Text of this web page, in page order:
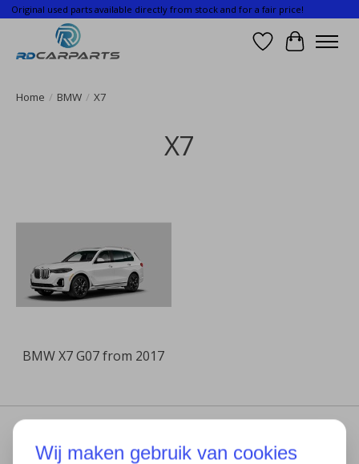
Original used parts available directly from stock and for a fair price!
WishlistCart
Home / BMW / X7
X7
BMW X7 G07 from 2017
Wij maken gebruik van cookies